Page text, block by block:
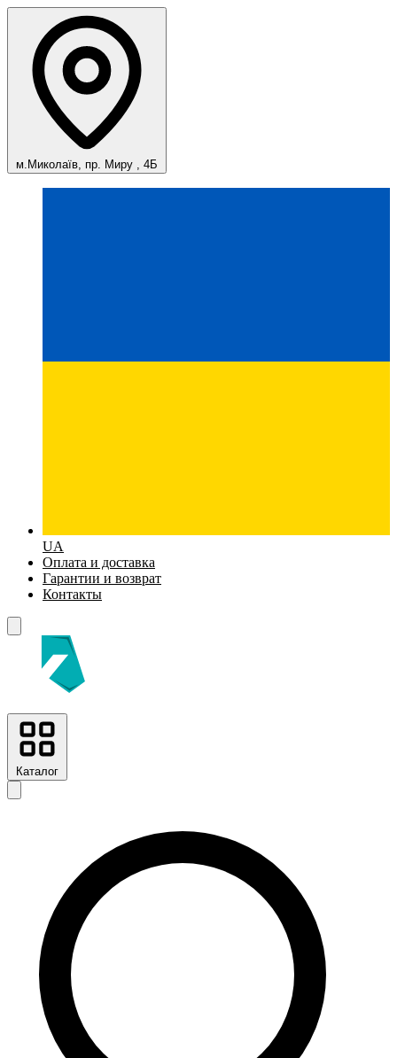
м.Миколаїв, пр. Миру , 4Б
UA
Оплата и доставка
Гарантии и возврат
Контакты
Каталог